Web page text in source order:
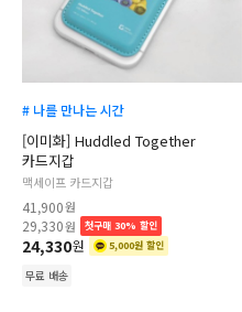
# 나를 만나는 시간
[이미화] Huddled Together
카드지갑
맥세이프 카드지갑
41,900원
29,330원 첫구매 30% 할인
24,330원 5,000원 할인
무료 배송